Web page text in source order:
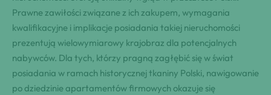
Prawne zawiłości związane z ich zakupem, wymagania
kwalifikacyjne i implikacje posiadania takiej nieruchomości
prezentują wielowymiarowy krajobraz dla potencjalnych
nabywców. Dla tych, którzy pragną zagłębić się w świat
posiadania w ramach historycznej tkaniny Polski, nawigowanie
po dziedzinie apartamentów firmowych okazuje się